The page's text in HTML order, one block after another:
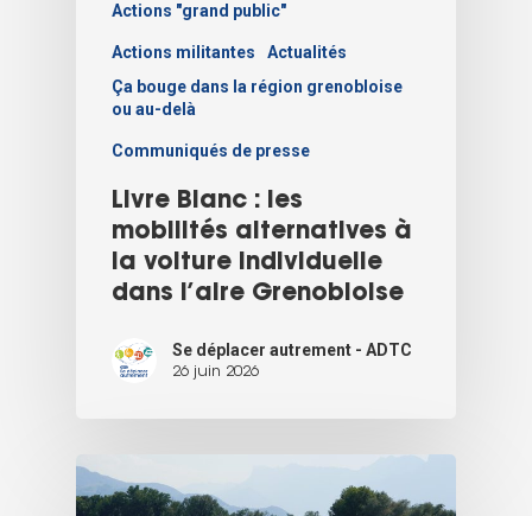
Actions "grand public"
Actions militantes
Actualités
Ça bouge dans la région grenobloise
ou au-delà
Communiqués de presse
Livre Blanc : les
mobilités alternatives à
la voiture individuelle
dans l’aire Grenobloise
Se déplacer autrement - ADTC
26 juin 2026